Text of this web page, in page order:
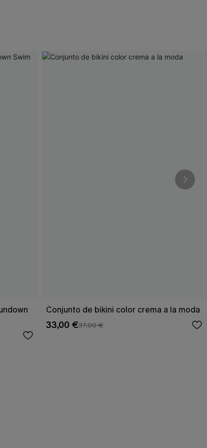
Conjunto de bikini color crema a la moda
33,00 €37,00 €